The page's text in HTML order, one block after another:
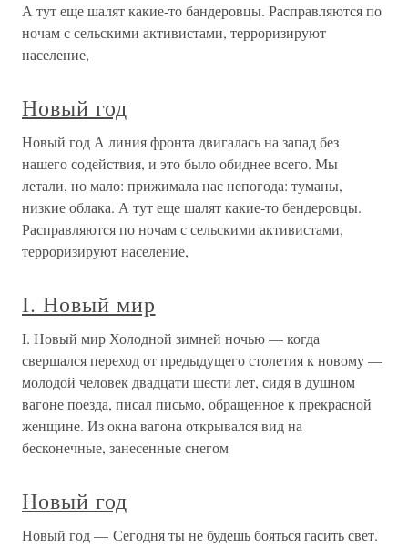
А тут еще шалят какие-то бандеровцы. Расправляются по
ночам с сельскими активистами, терроризируют
население,
Новый год
Новый год А линия фронта двигалась на запад без
нашего содействия, и это было обиднее всего. Мы
летали, но мало: прижимала нас непогода: туманы,
низкие облака. А тут еще шалят какие-то бендеровцы.
Расправляются по ночам с сельскими активистами,
терроризируют население,
I. Новый мир
I. Новый мир Холодной зимней ночью — когда
свершался переход от предыдущего столетия к новому —
молодой человек двадцати шести лет, сидя в душном
вагоне поезда, писал письмо, обращенное к прекрасной
женщине. Из окна вагона открывался вид на
бесконечные, занесенные снегом
Новый год
Новый год — Сегодня ты не будешь бояться гасить свет.